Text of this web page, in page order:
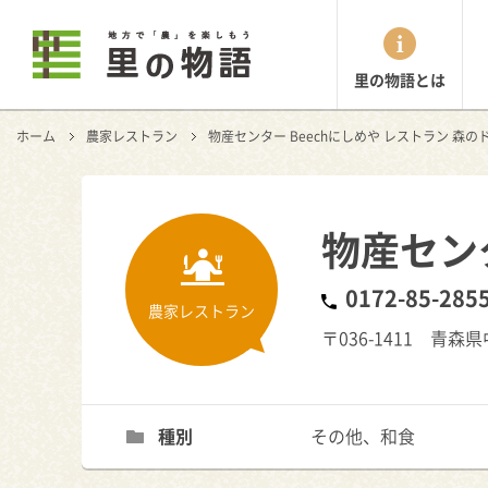
里の物語とは
ホーム 農家レストラン 物産センター Beechにしめや レストラン 森の
農家レストラン
物産セ
0172-85-
〒036-1411 青森
種別 その他、和食